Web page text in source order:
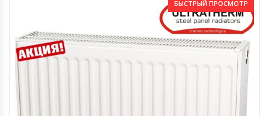
БЫСТРЫЙ ПРОСМОТР